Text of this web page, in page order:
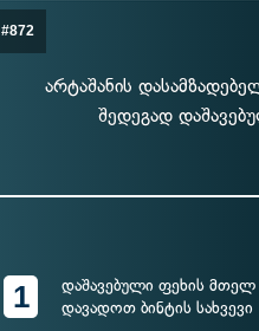
#872
არტაშანის
შედეგად
1
დაშავებული ფეხის მთელ
დავადოთ ბინტის სახვევი